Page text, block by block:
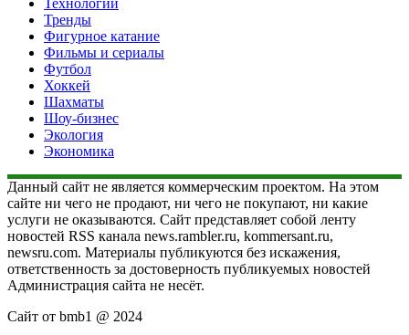
Тренды
Фигурное катание
Фильмы и сериалы
Футбол
Хоккей
Шахматы
Шоу-бизнес
Экология
Экономика
Данный сайт не является коммерческим проектом. На этом
сайте ни чего не продают, ни чего не покупают, ни какие
услуги не оказываются. Сайт представляет собой ленту
новостей RSS канала news.rambler.ru, kommersant.ru,
newsru.com. Материалы публикуются без искажения,
ответственность за достоверность публикуемых новостей
Администрация сайта не несёт.
Сайт от bmb1 @ 2024